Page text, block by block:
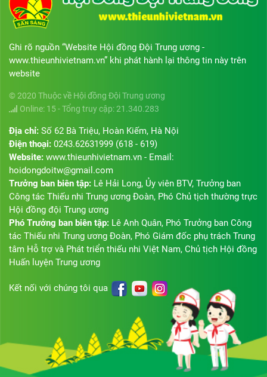
Ghi rõ nguồn “Website Hội đồng Đội Trung ương -
www.thieunhivietnam.vn” khi phát hành lại thông tin này trên
website
© 2020 Thuộc về Hội đồng Đội Trung ương
Online: 15 - Tổng truy cập: 21.340.283
Địa chỉ: Số 62 Bà Triệu, Hoàn Kiếm, Hà Nội
Điện thoại: 0243.62631999 (618 - 619)
Website: www.thieunhivietnam.vn - Email:
hoidongdoitw@gmail.com
Trưởng ban biên tập: Lê Hải Long, Ủy viên BTV, Trưởng ban
Công tác Thiếu nhi Trung ương Đoàn, Phó Chủ tịch thường trực
Hội đồng đội Trung ương
Phó Trưởng ban biên tập: Lê Anh Quân, Phó Trưởng ban Công
tác Thiếu nhi Trung ương Đoàn, Phó Giám đốc phụ trách Trung
tâm Hỗ trợ và Phát triển thiếu nhi Việt Nam, Chủ tịch Hội đồng
Huấn luyện Trung ương
Kết nối với chúng tôi qua